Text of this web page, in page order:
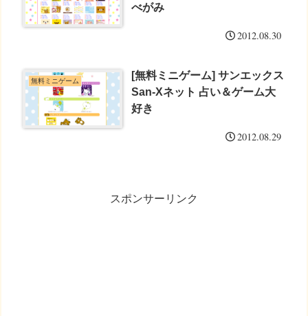
べがみ
2012.08.30
無料ミニゲーム
[無料ミニゲーム] サンエックス
San-Xネット 占い＆ゲーム大
好き
2012.08.29
スポンサーリンク